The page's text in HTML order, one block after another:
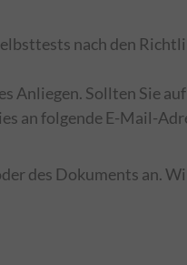
nach den
Anliegen. Sollten Sie
an folgende E-Mail-
des Dokuments an.